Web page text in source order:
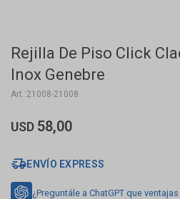
Rejilla De Piso Click
Inox Genebre
21008-21008
USD 58,00
ENVÍO EXPRESS
¿Preguntále a ChatGPT que